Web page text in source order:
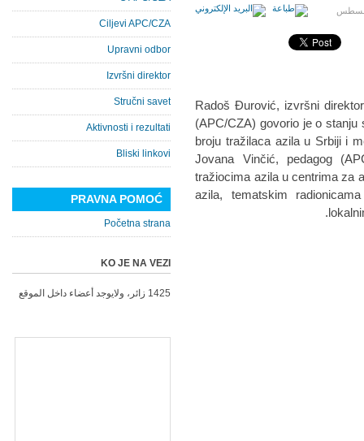
أغسطس
Radoš Đurović, izvršni
(APC/CZA) govorio je o stanju
broju tražilaca azila u Srbiji i
Jovana Vinčić, pedagog
tražiocima azila u centrima za
azila, tematskim
Ciljevi APC/CZA
Upravni odbor
Izvršni direktor
Stručni savet
Aktivnosti i rezultati
Bliski linkovi
PRAVNA POMOĆ
Početna strana
KO JE NA VEZI
1425 زائر، ولايوجد أعضاء داخل الموقع